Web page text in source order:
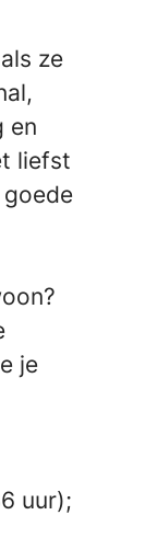
ze
en
liefst
je
uur);